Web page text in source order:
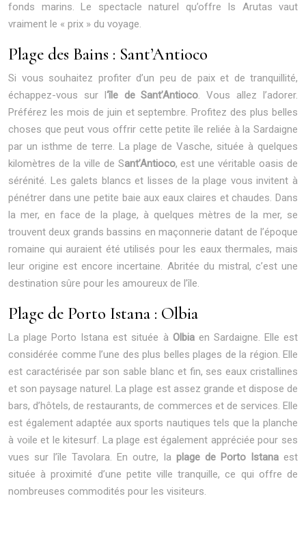
fonds marins. Le spectacle naturel qu’offre Is Arutas vaut
vraiment le « prix » du voyage.
Plage des Bains : Sant’Antioco
Si vous souhaitez profiter d’un peu de paix et de tranquillité,
échappez-vous sur l ‘île de Sant’Antioco. Vous allez l’adorer.
Préférez les mois de juin et septembre. Profitez des plus belles
choses que peut vous offrir cette petite île reliée à la Sardaigne
par un isthme de terre. La plage de Vasche, située à quelques
kilomètres de la ville de Sant’Antioco, est une véritable oasis de
sérénité. Les galets blancs et lisses de la plage vous invitent à
pénétrer dans une petite baie aux eaux claires et chaudes. Dans
la mer, en face de la plage, à quelques mètres de la mer, se
trouvent deux grands bassins en maçonnerie datant de l’époque
romaine qui auraient été utilisés pour les eaux thermales, mais
leur origine est encore incertaine. Abritée du mistral, c’est une
destination sûre pour les amoureux de l’île.
Plage de Porto Istana : Olbia
La plage Porto Istana est située à Olbiaen Sardaigne. Elle est
considérée comme l’une des plus belles plages de la région. Elle
est caractérisée par son sable blanc et fin, ses eaux cristallines
et son paysage naturel. La plage est assez grande et dispose de
bars, d’hôtels, de restaurants, de commerces et de services. Elle
est également adaptée aux sports nautiques tels que la planche
à voile et le kitesurf. La plage est également appréciée pour ses
vues sur l’île Tavolara. En outre, la plage de Porto Istanaest
située à proximité d’une petite ville tranquille, ce qui offre de
nombreuses commodités pour les visiteurs.